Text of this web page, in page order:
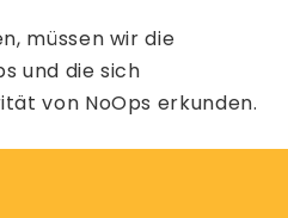
müssen wir die
und die sich
von NoOps erkunden.